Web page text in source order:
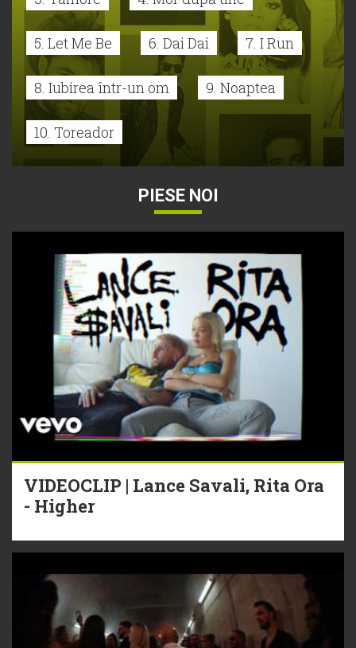
5. Let Me Be 6. Dai Dai 7. I Run
8. Iubirea într-un om 9. Noaptea
10. Toreador
PIESE NOI
VIDEOCLIP | Lance Savali, Rita Ora
- Higher